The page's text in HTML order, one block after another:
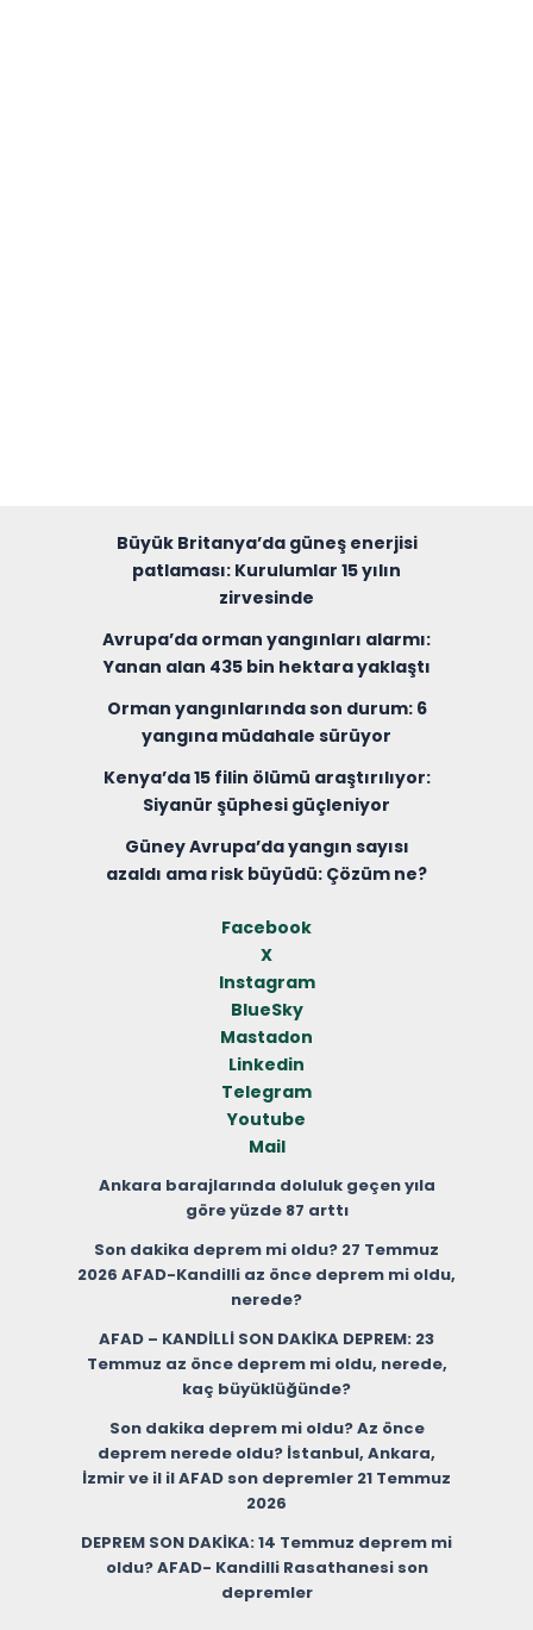
Büyük Britanya’da güneş enerjisi
patlaması: Kurulumlar 15 yılın
zirvesinde
Avrupa’da orman yangınları alarmı:
Yanan alan 435 bin hektara yaklaştı
Orman yangınlarında son durum: 6
yangına müdahale sürüyor
Kenya’da 15 filin ölümü araştırılıyor:
Siyanür şüphesi güçleniyor
Güney Avrupa’da yangın sayısı
azaldı ama risk büyüdü: Çözüm ne?
Facebook
X
Instagram
BlueSky
Mastadon
Linkedin
Telegram
Youtube
Mail
Ankara barajlarında doluluk geçen yıla
göre yüzde 87 arttı
Son dakika deprem mi oldu? 27 Temmuz
2026 AFAD-Kandilli az önce deprem mi oldu,
nerede?
AFAD – KANDİLLİ SON DAKİKA DEPREM: 23
Temmuz az önce deprem mi oldu, nerede,
kaç büyüklüğünde?
Son dakika deprem mi oldu? Az önce
deprem nerede oldu? İstanbul, Ankara,
İzmir ve il il AFAD son depremler 21 Temmuz
2026
DEPREM SON DAKİKA: 14 Temmuz deprem mi
oldu? AFAD- Kandilli Rasathanesi son
depremler